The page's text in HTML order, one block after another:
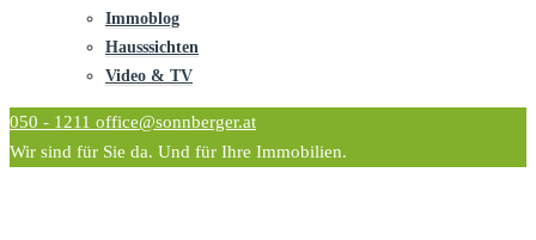
Immoblog
Hausssichten
Video & TV
050 - 1211 office@sonnberger.at
Wir sind für Sie da. Und für Ihre Immobilien.